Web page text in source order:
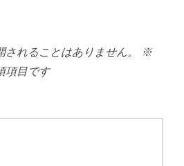
されることはありません。
※
項目です